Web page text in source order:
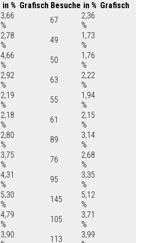
in % Grafisch Besuche in % Grafisch
3,66
%
67
2,36
%
2,78
%
49
1,73
%
4,66
%
50
1,76
%
2,92
%
63
2,22
%
2,19
%
55
1,94
%
2,18
%
61
2,15
%
2,80
%
89
3,14
%
3,75
%
76
2,68
%
4,31
%
95
3,35
%
5,30
%
145
5,12
%
4,79
%
105
3,71
%
3,90
113
3,99